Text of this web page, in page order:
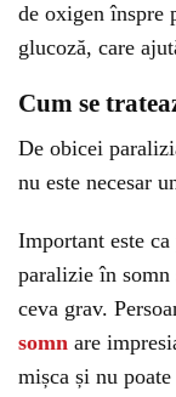
de oxigen înspre
glucoză, care
Cum se
De obicei
nu este necesar
Important este ca
paralizie în somn
ceva grav.
somn are
mișca și nu